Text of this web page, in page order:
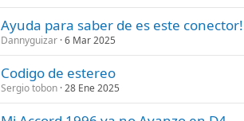
Ayuda para saber de es este
Dannyguizar 6 Mar 2025
Codigo de estereo
Sergio tobon 28 Ene 2025